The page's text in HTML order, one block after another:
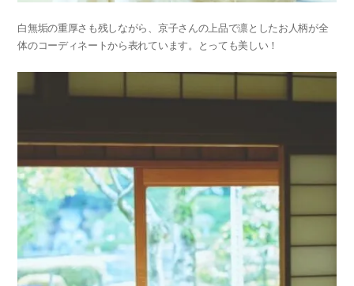
白無垢の重厚さも残しながら、京子さんの上品で凛としたお人柄が全
体のコーディネートから表れています。とっても美しい！